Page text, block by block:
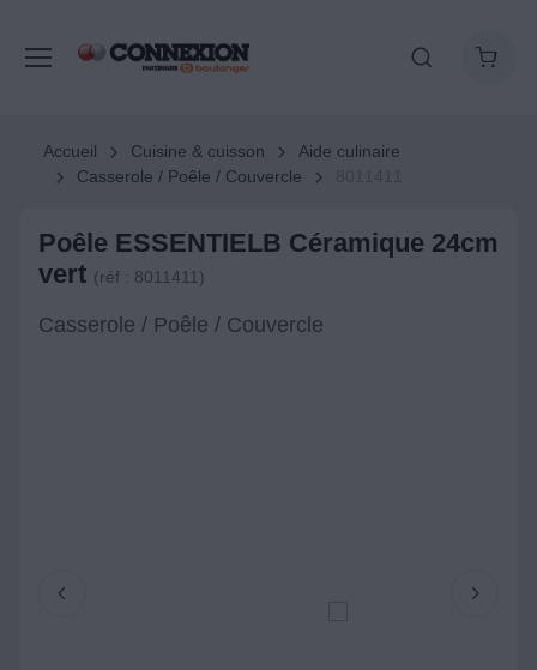
Accueil Cuisine & cuisson
Aide culinaire
Casserole / Poêle / Couvercle
Poêle ESSENTIELB Céramique 24cm
vert (réf : 8011411)
Casserole / Poêle / Couvercle